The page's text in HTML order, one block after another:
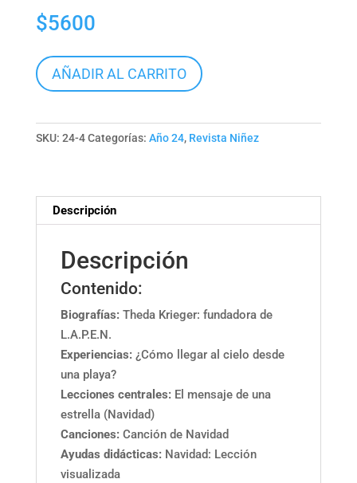
$5600
Revista
Niñez
Año
24
AÑADIR AL CARRITO
SKU: 24-4 Categorías: Año 24, Revista Niñez
Descripción
Descripción
Contenido:
Biografías: Theda Krieger: fundadora de
L.A.P.E.N.
Experiencias:¿Cómo llegar al cielo desde
una playa?
Lecciones centrales:El mensaje de una
estrella (Navidad)
Canciones: Canción de Navidad
Ayudas didácticas:Navidad: Lección
visualizada